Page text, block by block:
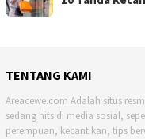
TENTANG KAMI
Areacewe.com Adalah situs
sedang hits di media sosial,
perempuan, kecantikan, tips